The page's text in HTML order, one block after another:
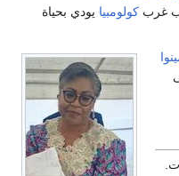
غربكولومبيا يودي بحياة